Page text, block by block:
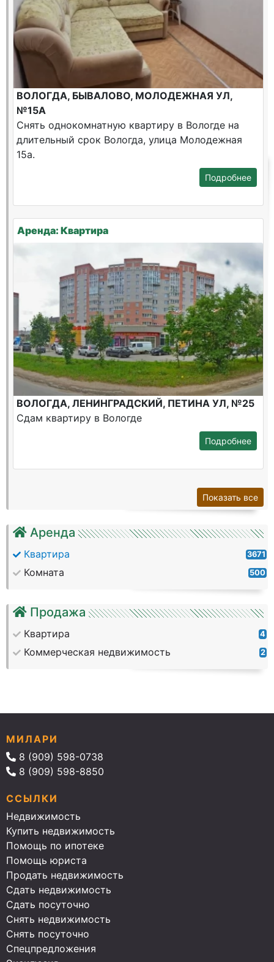
Аренда
Квартира 3671
Комната 500
Продажа
Квартира 4
Коммерческая недвижимость 2
ВОЛОГДА, БЫВАЛОВО, МОЛОДЕЖНАЯ УЛ,
№15А
Снять однокомнатную квартиру в Вологде на
длительный срок Вологда, улица Молодежная
15а.
Подробнее
Аренда: Квартира
ВОЛОГДА, ЛЕНИНГРАДСКИЙ, ПЕТИНА УЛ, №25
Сдам квартиру в Вологде
Подробнее
Показать все
МИЛАРИ
8 (909) 598-0738
8 (909) 598-8850
ССЫЛКИ
Недвижимость
Купить недвижимость
Помощь по ипотеке
Помощь юриста
Продать недвижимость
Сдать недвижимость
Сдать посуточно
Снять недвижимость
Снять посуточно
Спецпредложения